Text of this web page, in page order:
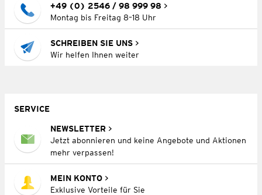
+49 (0) 2546 / 98 999 98
Montag bis Freitag 8–18 Uhr
SCHREIBEN SIE UNS
Wir helfen Ihnen weiter
SERVICE
NEWSLETTER
Jetzt abonnieren und keine Angebote und Aktionen
mehr verpassen!
MEIN KONTO
Exklusive Vorteile für Sie